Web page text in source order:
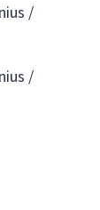
/
/